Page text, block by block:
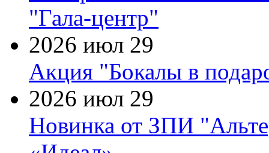
"Гала-центр"
2026 июл 29
Акция "Бокалы в
2026 июл 29
Новинка от ЗПИ